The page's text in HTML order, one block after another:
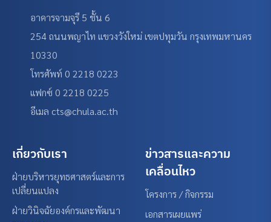
อาคารจามจุรี 5 ชั้น 6
254 ถนนพญาไท แขวงวังใหม่ เขตปทุมวัน กรุงเทพมหานคร
10330
โทรศัพท์ 0 2218 0223
แฟกซ์ 0 2218 0225
อีเมล cts@chula.ac.th
เกี่ยวกับเรา
ฝ่ายบริหารยุทธศาสตร์และการ
เปลี่ยนแปลง
ฝ่ายวินิจฉัยองค์กรและพัฒนา
ข่าวสารและความ
เคลื่อนไหว
โครงการ / กิจกรรม
เอกสารเผยแพร่